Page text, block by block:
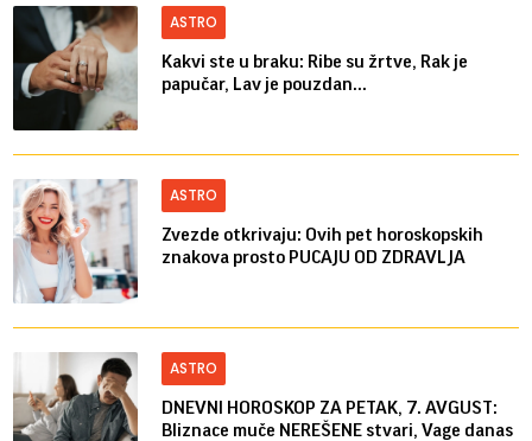
ASTRO
Kakvi ste u braku: Ribe su žrtve, Rak je
papučar, Lav je pouzdan...
ASTRO
Zvezde otkrivaju: Ovih pet horoskopskih
znakova prosto PUCAJU OD ZDRAVLJA
ASTRO
DNEVNI HOROSKOP ZA PETAK, 7. AVGUST:
Bliznace muče NEREŠENE stvari, Vage danas